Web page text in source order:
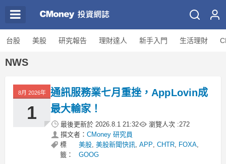
台股 美股 研究報告 理財達人 新手入門 生活理財
NWS
8月 2026年
1
通訊服務業七月重挫，AppLovin成
最大輸家！
最後更新於 2026.8.1 21:32 瀏覽人次 :272
撰文者： CMoney 研究員
標
籤：
美股, 美股新聞快訊, APP, CHTR, FOXA,
GOOG